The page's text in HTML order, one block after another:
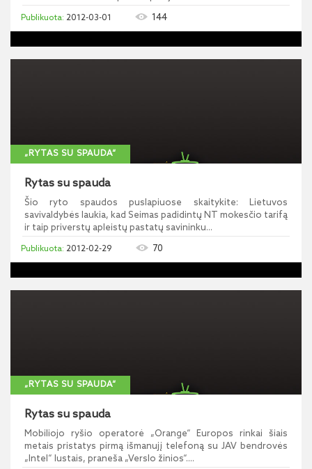
2012-03-01 144
„RYTAS SU SPAUDA“
Rytas su spauda
Šio ryto spaudos puslapiuose skaitykite: Lietuvos
savivaldybės laukia, kad Seimas padidintų NT mokesčio tarifą
ir taip priverstų apleistų pastatų savininku...
2012-02-29 70
„RYTAS SU SPAUDA“
Rytas su spauda
Mobiliojo ryšio operatorė „Orange“ Europos rinkai šiais
metais pristatys pirmą išmanujį telefoną su JAV bendrovės
„Intel“ lustais, praneša „Verslo žinios“....